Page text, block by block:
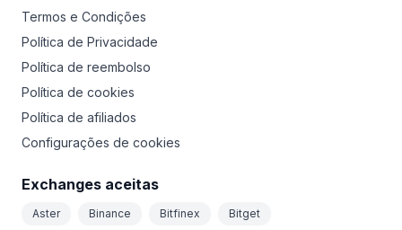
Termos e Condições
Política de Privacidade
Política de reembolso
Política de cookies
Política de afiliados
Configurações de cookies
Exchanges aceitas
Aster Binance Bitfinex Bitget